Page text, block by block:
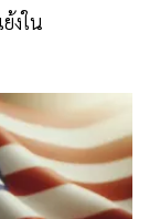
งใน